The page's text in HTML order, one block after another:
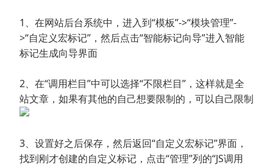
1、在网站后台系统中，进入到“模板”->“模块管理”-
>“自定义宏标记”，然后点击“智能标记向导”进入智能
标记生成向导界面
2、在“调用栏目”中可以选择“不限栏目”，这样就是全
站文章，如果有其他的自己想要限制的，可以自己限制
3、设置好之后保存，然后返回“自定义宏标记”界面，
找到刚才创建的自定义标记，点击“管理”列的“JS调用